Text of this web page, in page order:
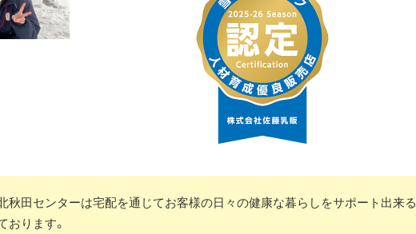
秋田センターは宅配を通じてお客様の日々の健康な暮らしをサポート出来る
おります。